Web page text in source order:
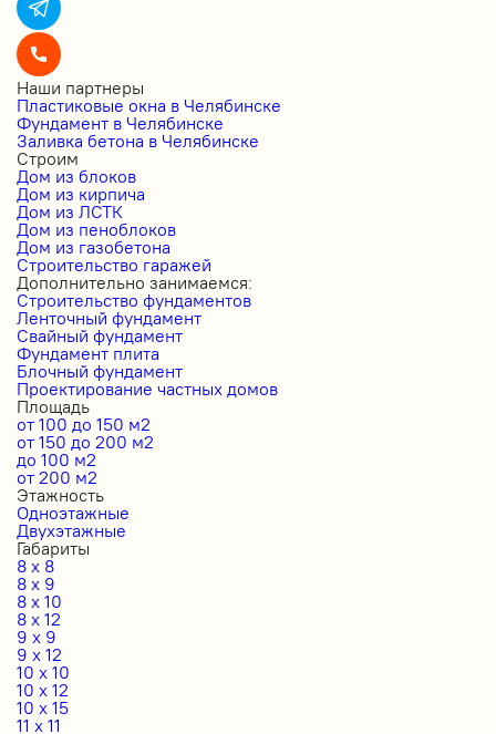
Наши партнеры
Пластиковые окна в Челябинске
Фундамент в Челябинске
Заливка бетона в Челябинске
Строим
Дом из блоков
Дом из кирпича
Дом из ЛСТК
Дом из пеноблоков
Дом из газобетона
Строительство гаражей
Дополнительно занимаемся:
Строительство фундаментов
Ленточный фундамент
Свайный фундамент
Фундамент плита
Блочный фундамент
Проектирование частных домов
Площадь
от 100 до 150 м2
от 150 до 200 м2
до 100 м2
от 200 м2
Этажность
Одноэтажные
Двухэтажные
Габариты
8 x 8
8 x 9
8 x 10
8 x 12
9 x 9
9 x 12
10 x 10
10 x 12
10 x 15
11 x 11